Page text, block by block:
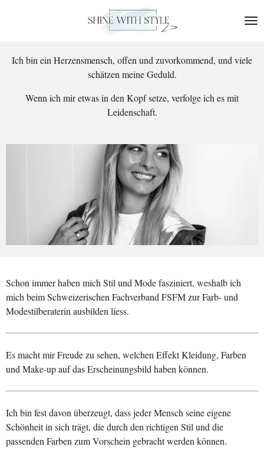
Ich bin ein Herzensmensch, offen und zuvorkommend, und viele
schätzen meine Geduld.
Wenn ich mir etwas in den Kopf setze, verfolge ich es mit
Leidenschaft.
Schon immer haben mich Stil und Mode fasziniert, weshalb ich
mich beim Schweizerischen Fachverband FSFM zur Farb- und
Modestilberaterin ausbilden liess.
Es macht mir Freude zu sehen, welchen Effekt Kleidung, Farben
und Make-up auf das Erscheinungsbild haben können.
Ich bin fest davon überzeugt, dass jeder Mensch seine eigene
Schönheit in sich trägt, die durch den richtigen Stil und die
passenden Farben zum Vorschein gebracht werden können.